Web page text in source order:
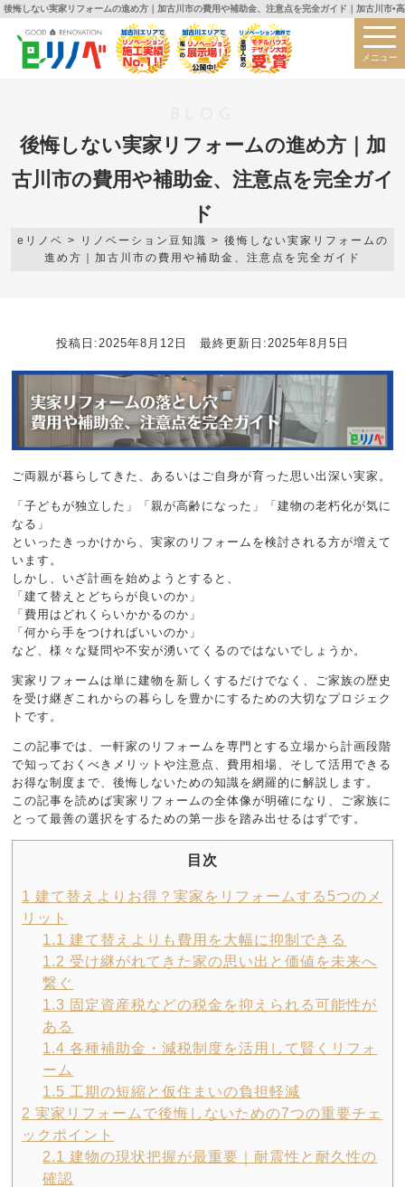
後悔しない実家リフォームの進め方｜加古川市の費用や補助金、注意点を完全ガイド｜加古川市•
後悔しない実家リフォームの進め方｜加
古川市の費用や補助金、注意点を完全ガイ
ド
eリノベ > リノベーション豆知識 > 後悔しない実家リフォームの
進め方｜加古川市の費用や補助金、注意点を完全ガイド
投稿日:2025年8月12日 最終更新日:2025年8月5日
ご両親が暮らしてきた、あるいはご自身が育った思い出深い実家。
「子どもが独立した」「親が高齢になった」「建物の老朽化が気に
なる」
といったきっかけから、実家のリフォームを検討される方が増えて
います。
しかし、いざ計画を始めようとすると、
「建て替えとどちらが良いのか」
「費用はどれくらいかかるのか」
「何から手をつければいいのか」
など、様々な疑問や不安が湧いてくるのではないでしょうか。
実家リフォームは単に建物を新しくするだけでなく、ご家族の歴史
を受け継ぎこれからの暮らしを豊かにするための大切なプロジェク
トです。
この記事では、一軒家のリフォームを専門とする立場から計画段階
で知っておくべきメリットや注意点、費用相場、そして活用できる
お得な制度まで、後悔しないための知識を網羅的に解説します。
この記事を読めば実家リフォームの全体像が明確になり、ご家族に
とって最善の選択をするための第一歩を踏み出せるはずです。
目次
1 建て替えよりお得？実家をリフォームする5つのメ
リット
1.1 建て替えよりも費用を大幅に抑制できる
1.2 受け継がれてきた家の思い出と価値を未来へ
繋ぐ
1.3 固定資産税などの税金を抑えられる可能性が
ある
1.4 各種補助金・減税制度を活用して賢くリフォ
ーム
1.5 工期の短縮と仮住まいの負担軽減
2 実家リフォームで後悔しないための7つの重要チェ
ックポイント
2.1 建物の現状把握が最重要｜耐震性と耐久性の
確認
メニュー